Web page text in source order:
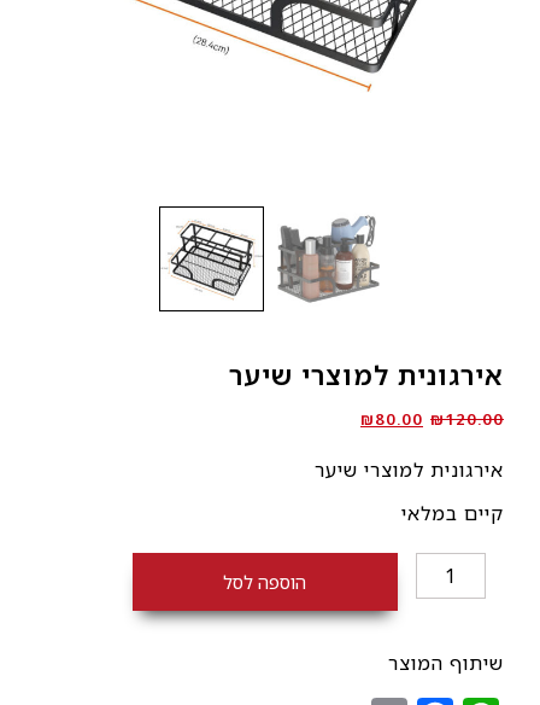
אירגונית למוצרי שיער
₪120.00
המחיר
היה:
₪120.00.
₪80.00
הוא:
אירגונית למוצרי שיער
קיים במלאי
כמות
של
למוצרי
שיער
הוספה לסל
שיתוף המוצר